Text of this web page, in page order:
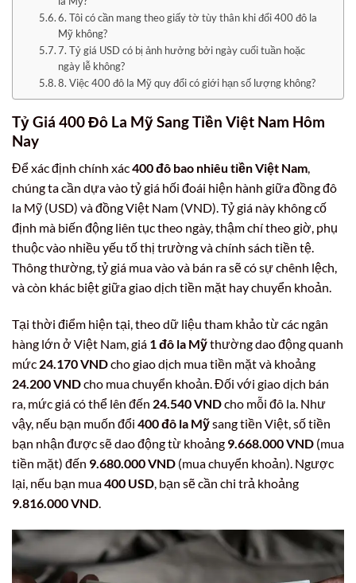
6. Tôi có cần mang theo giấy tờ tùy thân khi đổi 400 đô la
Mỹ không?
7. Tỷ giá USD có bị ảnh hưởng bởi ngày cuối tuần hoặc
ngày lễ không?
8. Việc 400 đô la Mỹ quy đổi có giới hạn số lượng không?
Tỷ Giá 400 Đô La Mỹ Sang Tiền Việt Nam Hôm
Nay
Để xác định chính xác400 đô bao nhiêu tiền Việt Nam,
chúng ta cần dựa vào tỷ giá hối đoái hiện hành giữa đồng đô
la Mỹ (USD) và đồng Việt Nam (VND). Tỷ giá này không cố
định mà biến động liên tục theo ngày, thậm chí theo giờ, phụ
thuộc vào nhiều yếu tố thị trường và chính sách tiền tệ.
Thông thường, tỷ giá mua vào và bán ra sẽ có sự chênh lệch,
và còn khác biệt giữa giao dịch tiền mặt hay chuyển khoản.
Tại thời điểm hiện tại, theo dữ liệu tham khảo từ các ngân
hàng lớn ở Việt Nam, giá 1 đô la Mỹthường dao động quanh
mức 24.170 VNDcho giao dịch mua tiền mặt và khoảng
24.200 VNDcho mua chuyển khoản. Đối với giao dịch bán
ra, mức giá có thể lên đến 24.540 VNDcho mỗi đô la. Như
vậy, nếu bạn muốn đổi 400 đô la Mỹsang tiền Việt, số tiền
bạn nhận được sẽ dao động từ khoảng 9.668.000 VND (mua
tiền mặt) đến 9.680.000 VND (mua chuyển khoản). Ngược
lại, nếu bạn mua400 USD, bạn sẽ cần chi trả khoảng
9.816.000 VND.